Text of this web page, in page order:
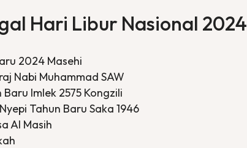
Hari Libur Nasional 2024
2024 Masehi
Nabi Muhammad SAW
Imlek 2575 Kongzili
Tahun Baru Saka 1946
Al Masih